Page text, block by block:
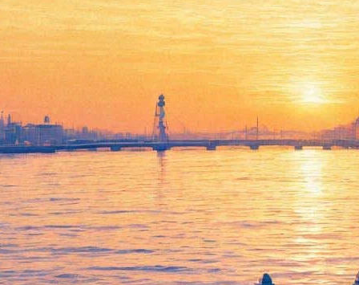
Фанфикшн и современная
драма в офф-программе
премии «Прорыв»